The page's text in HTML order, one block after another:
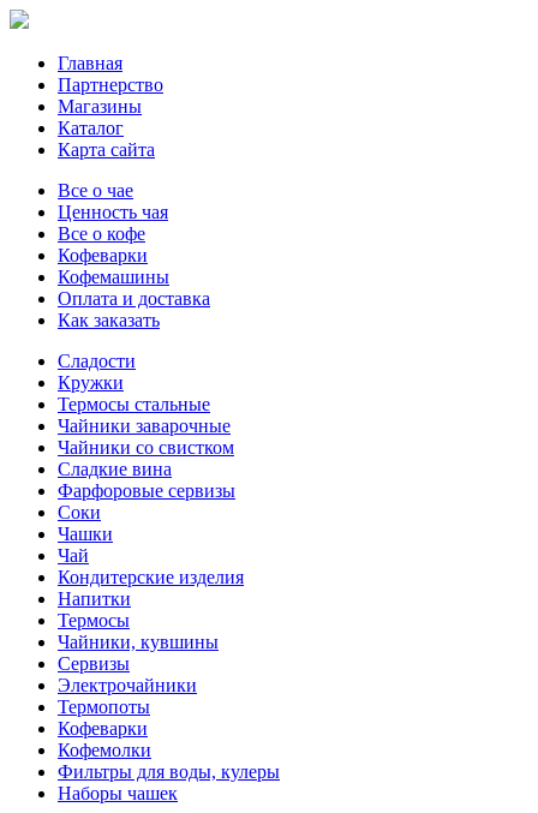
Главная
Партнерство
Магазины
Каталог
Карта сайта
Все о чае
Ценность чая
Все о кофе
Кофеварки
Кофемашины
Оплата и доставка
Как заказать
Сладости
Кружки
Термосы стальные
Чайники заварочные
Чайники со свистком
Сладкие вина
Фарфоровые сервизы
Соки
Чашки
Чай
Кондитерские изделия
Напитки
Термосы
Чайники, кувшины
Сервизы
Электрочайники
Термопоты
Кофеварки
Кофемолки
Фильтры для воды, кулеры
Наборы чашек